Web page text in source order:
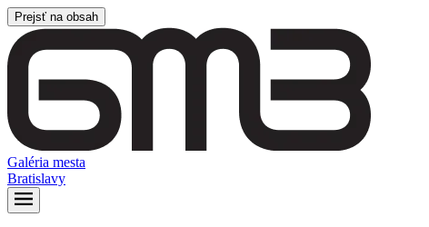
Prejsť na obsah
Galéria mesta
Bratislavy